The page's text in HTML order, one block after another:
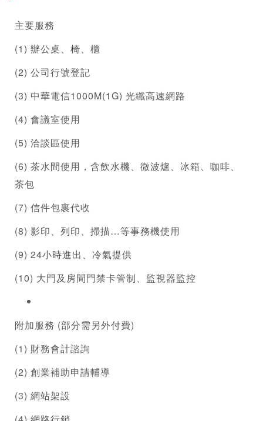
主要服務
(1) 辦公桌、椅、櫃
(2) 公司行號登記
(3) 中華電信1000M(1G) 光纖高速網路
(4) 會議室使用
(5) 洽談區使用
(6) 茶水間使用，含飲水機、微波爐、冰箱、咖啡、
茶包
(7) 信件包裹代收
(8) 影印、列印、掃描…等事務機使用
(9) 24小時進出、冷氣提供
(10) 大門及房間門禁卡管制、監視器監控
附加服務 (部分需另外付費)
(1) 財務會計諮詢
(2) 創業補助申請輔導
(3) 網站架設